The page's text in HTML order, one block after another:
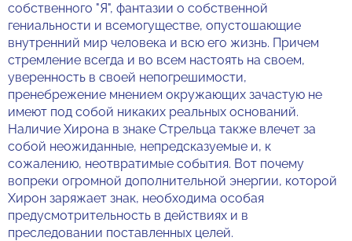
собственного "Я", фантазии о собственной
гениальности и всемогуществе, опустошающие
внутренний мир человека и всю его жизнь. Причем
стремление всегда и во всем настоять на своем,
уверенность в своей непогрешимости,
пренебрежение мнением окружающих зачастую не
имеют под собой никаких реальных оснований.
Наличие Хирона в знаке Стрельца также влечет за
собой неожиданные, непредсказуемые и, к
сожалению, неотвратимые события. Вот почему
вопреки огромной дополнительной энергии, которой
Хирон заряжает знак, необходима особая
предусмотрительность в действиях и в
преследовании поставленных целей.